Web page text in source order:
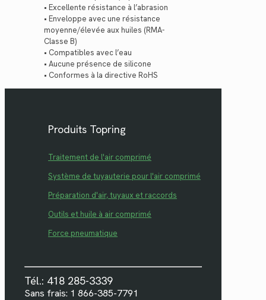
• Excellente résistance à l’abrasion
• Enveloppe avec une résistance
moyenne/élevée aux huiles (RMA-
Classe B)
• Compatibles avec l’eau
• Aucune présence de silicone
• Conformes à la directive RoHS
Produits Topring
Traitement de l'air comprimé
Système de tuyauterie pour l'air comprimé
Préparation d'air, tuyaux et raccords
Outils et huile à air comprimé
Force pneumatique
Tél.: 418 285-3339
Sans frais: 1 866-385-7791